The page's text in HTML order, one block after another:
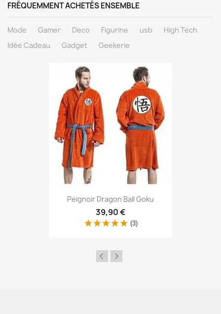
FRÉQUEMMENT ACHETÉS ENSEMBLE
Mode Gamer Deco Figurine usb
High Tech
Idée Cadeau
Gadget Geekerie
Aperçu rapide
Peignoir Dragon Ball Goku
39,90 €
(3)